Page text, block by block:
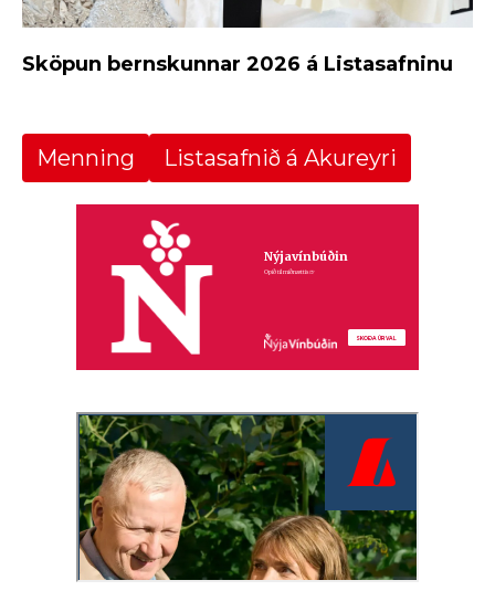
Sköpun bernskunnar 2026 á Listasafninu
Menning Listasafnið á Akureyri